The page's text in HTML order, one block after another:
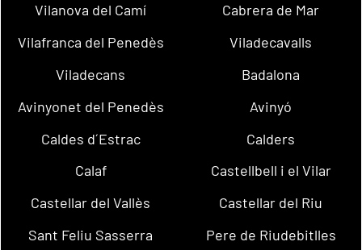
Vilanova del Camí
Cabrera de Mar
Vilafranca del Penedès
Viladecavalls
Viladecans
Badalona
Avinyonet del Penedès
Avinyó
Caldes d´Estrac
Calders
Calaf
Castellbell i el Vilar
Castellar del Vallès
Castellar del Riu
Sant Feliu Sasserra
Pere de Riudebitlles